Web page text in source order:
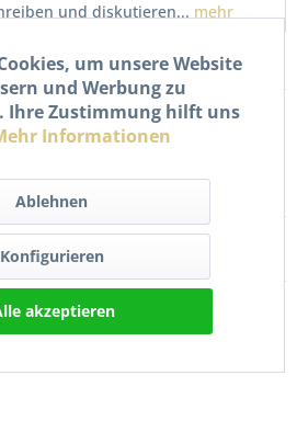
und diskutieren... mehr
Universal Krümmer
Dichtung 36x29x5mm für
Roller...
um unsere Website
und Werbung zu
Ihre Zustimmung hilft uns
Informationen
Ablehnen
Konfigurieren
akzeptieren